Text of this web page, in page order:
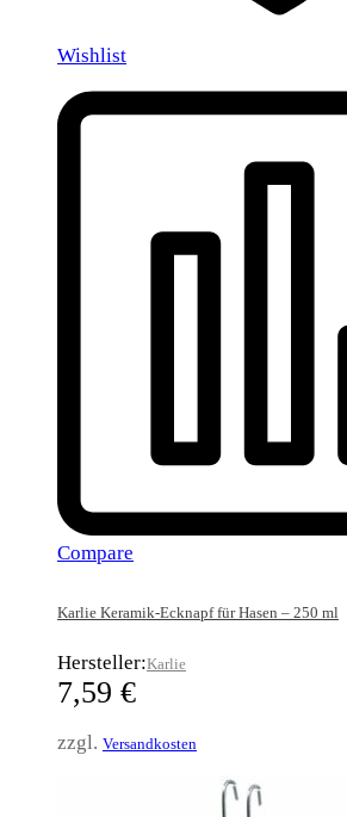
Wishlist
Compare
Karlie Keramik-Ecknapf für Hasen – 250 ml
Hersteller:Karlie
7,59 €
zzgl. Versandkosten